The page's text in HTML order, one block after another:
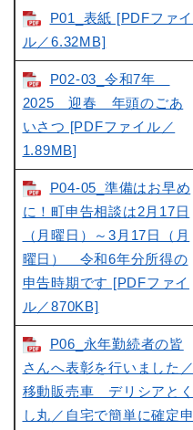
P01_表紙 [PDFファイ
ル／6.32MB]
P02-03_令和7年
2025 迎春 年頭のごあ
いさつ [PDFファイル／
1.89MB]
P04-05_準備はお早め
に！町申告相談は2月17日
（月曜日）～3月17日（月
曜日） 令和6年分所得の
申告時期です [PDFファイ
ル／870KB]
P06_永年勤続者の皆
さんへ表彰を行いました／
移動販売車 デリシアとく
し丸／自宅で簡単に確定申